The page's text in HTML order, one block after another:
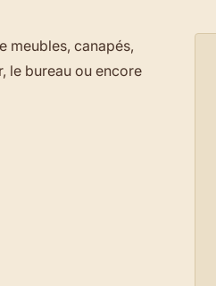
meubles, canapés,
le bureau ou encore